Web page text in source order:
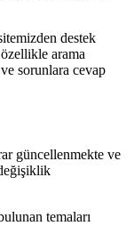
destek
arama
sorunlara cevap
güncellenmekte ve
temaları